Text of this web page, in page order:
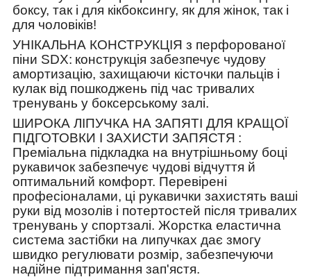
боксу, так і для кікбоксингу, як для жінок, так і
для чоловіків!
УНІКАЛЬНА КОНСТРУКЦІЯ з перфорованої
піни SDX: конструкція забезпечує чудову
амортизацію, захищаючи кісточки пальців і
кулак від пошкоджень під час тривалих
тренувань у боксерському залі.
ШИРОКА ЛІПУЧКА НА ЗАПЯТІ ДЛЯ КРАЩОЇ
ПІДГОТОВКИ І ЗАХИСТИ ЗАПЯСТЯ :
Преміальна підкладка на внутрішньому боці
рукавичок забезпечує чудові відчуття й
оптимальний комфорт. Перевірені
професіоналами, ці рукавички захистять ваші
руки від мозолів і потертостей після тривалих
тренувань у спортзалі. Жорстка еластична
система застібки на липучках дає змогу
швидко регулювати розмір, забезпечуючи
надійне підтримання зап'ястя.